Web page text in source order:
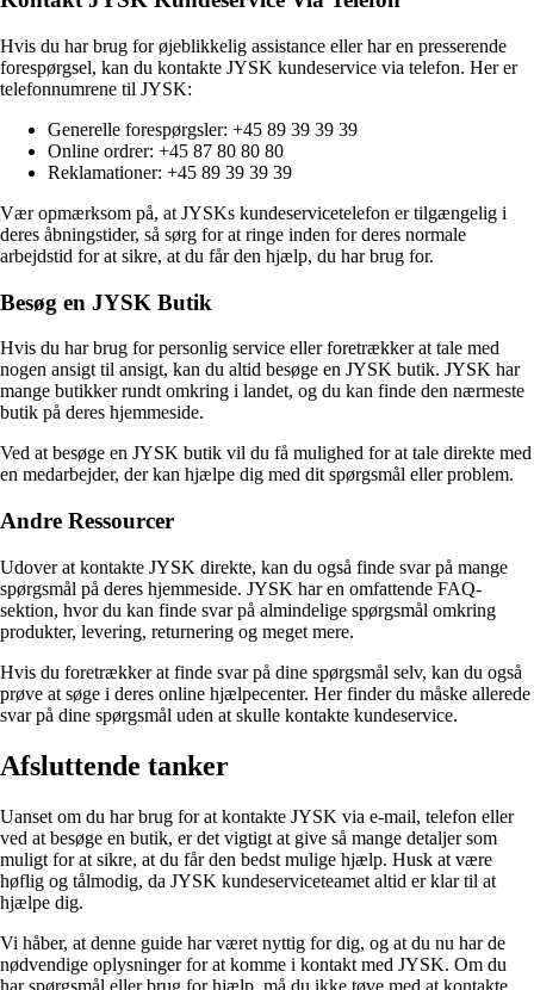
Hvis du har brug for øjeblikkelig assistance eller har en presserende
forespørgsel, kan du kontakte JYSK kundeservice via telefon. Her er
telefonnumrene til JYSK:
Generelle forespørgsler: +45 89 39 39 39
Online ordrer: +45 87 80 80 80
Reklamationer: +45 89 39 39 39
Vær opmærksom på, at JYSKs kundeservicetelefon er tilgængelig i
deres åbningstider, så sørg for at ringe inden for deres normale
arbejdstid for at sikre, at du får den hjælp, du har brug for.
Besøg en JYSK Butik
Hvis du har brug for personlig service eller foretrækker at tale med
nogen ansigt til ansigt, kan du altid besøge en JYSK butik. JYSK har
mange butikker rundt omkring i landet, og du kan finde den nærmeste
butik på deres hjemmeside.
Ved at besøge en JYSK butik vil du få mulighed for at tale direkte med
en medarbejder, der kan hjælpe dig med dit spørgsmål eller problem.
Andre Ressourcer
Udover at kontakte JYSK direkte, kan du også finde svar på mange
spørgsmål på deres hjemmeside. JYSK har en omfattende FAQ-
sektion, hvor du kan finde svar på almindelige spørgsmål omkring
produkter, levering, returnering og meget mere.
Hvis du foretrækker at finde svar på dine spørgsmål selv, kan du også
prøve at søge i deres online hjælpecenter. Her finder du måske allerede
svar på dine spørgsmål uden at skulle kontakte kundeservice.
Afsluttende tanker
Uanset om du har brug for at kontakte JYSK via e-mail, telefon eller
ved at besøge en butik, er det vigtigt at give så mange detaljer som
muligt for at sikre, at du får den bedst mulige hjælp. Husk at være
høflig og tålmodig, da JYSK kundeserviceteamet altid er klar til at
hjælpe dig.
Vi håber, at denne guide har været nyttig for dig, og at du nu har de
nødvendige oplysninger for at komme i kontakt med JYSK. Om du
har spørgsmål eller brug for hjælp, må du ikke tøve med at kontakte